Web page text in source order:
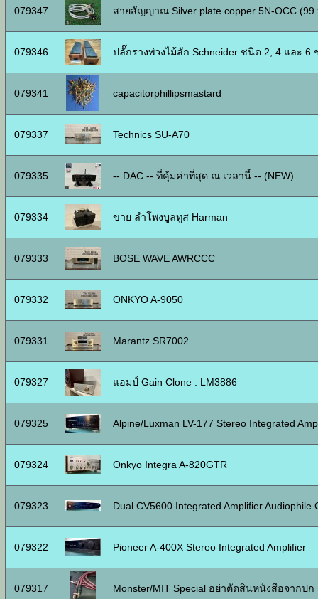
079347 สายสัญญาณ Silver plate copper 5N-OCC
079346 ปลั๊กรางพ่วงไม้สัก Schneider ชนิด 2, 4 และ
079341 capacitorphillipsmastard
079337 Technics SU-A70
079335 -- DAC -- ที่คุ้มค่าที่สุด ณ เวลานี้ -- (NEW)
079334 ขาย ลำโพงบูลทูส Harman
079333 BOSE WAVE AWRCCC
079332 ONKYO A-9050
079331 Marantz SR7002
079327 แอมป์ Gain Clone : LM3886
079325 Alpine/Luxman LV-177 Stereo Integrated
079324 Onkyo Integra A-820GTR
079323 Dual CV5600 Integrated Amplifier Audiophile
079322 Pioneer A-400X Stereo Integrated Amplifier
079317 Monster/MIT Special อย่าตัดสินหนังสือจากป